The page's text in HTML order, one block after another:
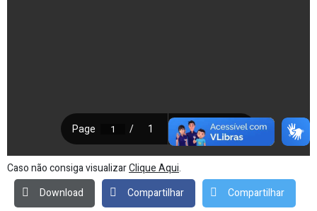
Caso não consiga visualizarClique Aqui.
Download
Compartilhar Compartilhar